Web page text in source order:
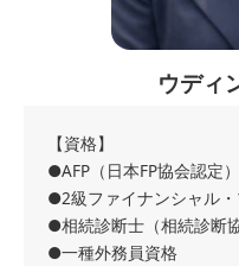
ウディ
【資格】
●AFP（日本FP協会認定）
●2級ファイナンシャル
●相続診断士（相続診断協
●一種外務員資格